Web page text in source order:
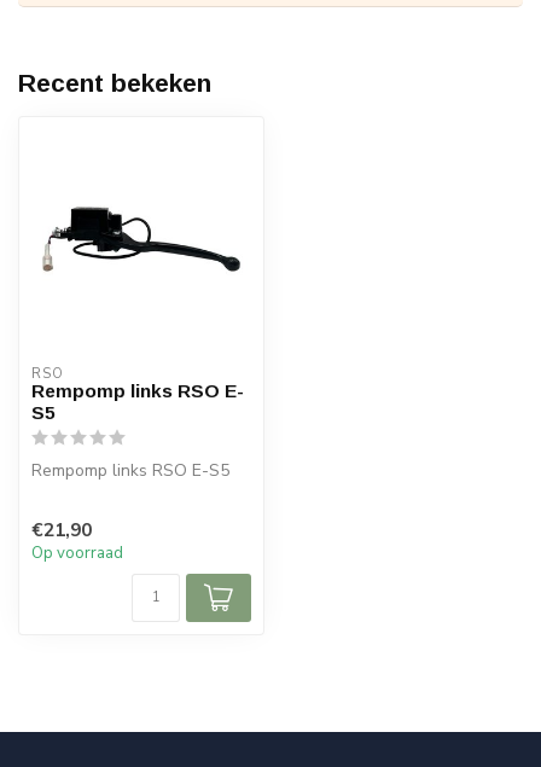
Recent bekeken
RSO
Rempomp links RSO E-
S5
Rempomp links RSO E-S5
€21,90
Op voorraad